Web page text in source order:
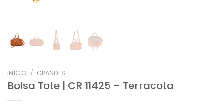
INÍCIO / GRANDES
Bolsa Tote | CR 11425 – Terracota